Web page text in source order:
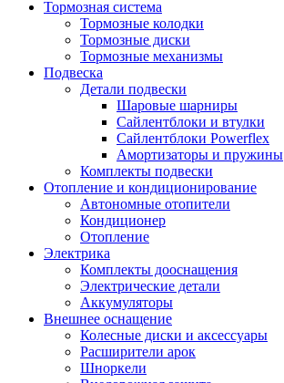
Тормозная система
Тормозные колодки
Тормозные диски
Тормозные механизмы
Подвеска
Детали подвески
Шаровые шарниры
Сайлентблоки и втулки
Сайлентблоки Powerflex
Амортизаторы и пружины
Комплекты подвески
Отопление и кондиционирование
Автономные отопители
Кондиционер
Отопление
Электрика
Комплекты дооснащения
Электрические детали
Аккумуляторы
Внешнее оснащение
Колесные диски и аксессуары
Расширители арок
Шноркели